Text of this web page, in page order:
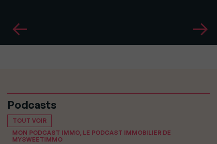
Podcasts
TOUT VOIR
MON PODCAST IMMO, LE PODCAST IMMOBILIER DE
MYSWEETIMMO